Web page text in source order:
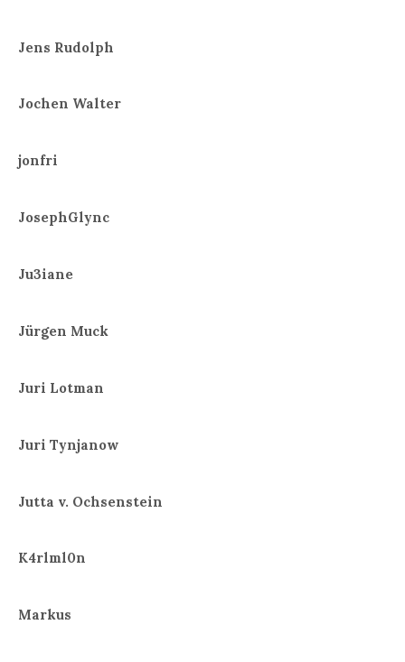
Jens Rudolph
Jochen Walter
jonfri
JosephGlync
Ju3iane
Jürgen Muck
Juri Lotman
Juri Tynjanow
Jutta v. Ochsenstein
K4rlml0n
Markus